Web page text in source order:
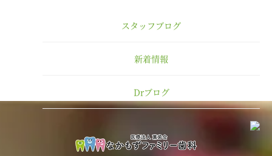
2024年12月
2024年11月
スタッフブログ
新着情報
Drブログ